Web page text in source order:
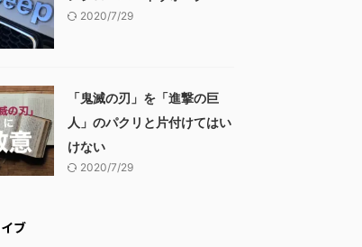
2020/7/29
「鬼滅の刃」を「進撃の巨
人」のパクリと片付けてはい
けない
2020/7/29
ブ